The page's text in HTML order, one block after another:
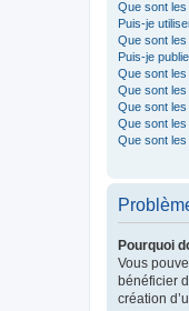
Que sont
Puis-je
Que sont
Puis-je
Que sont
Que sont
Que sont
Que sont
Que sont
Pourquoi
Vous
bénéficier
création